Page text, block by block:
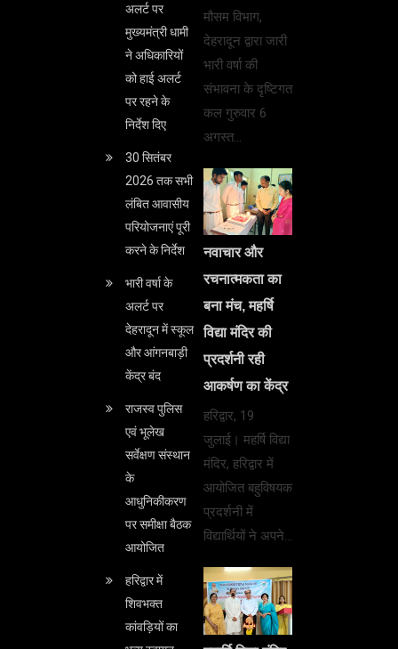
अलर्ट पर
मुख्यमंत्री धामी
ने अधिकारियों
को हाई अलर्ट
पर रहने के
निर्देश दिए
30 सितंबर
2026 तक सभी
लंबित आवासीय
परियोजनाएं पूरी
करने के निर्देश
भारी वर्षा के
अलर्ट पर
देहरादून में स्कूल
और आंगनबाड़ी
केंद्र बंद
राजस्व पुलिस
एवं भूलेख
सर्वेक्षण संस्थान
के
आधुनिकीकरण
पर समीक्षा बैठक
आयोजित
हरिद्वार में
शिवभक्त
कांवड़ियों का
मौसम विभाग,
देहरादून द्वारा जारी
भारी वर्षा की
संभावना के दृष्टिगत
कल गुरुवार 6
अगस्त…
नवाचार और
रचनात्मकता का
बना मंच, महर्षि
विद्या मंदिर की
प्रदर्शनी रही
आकर्षण का केंद्र
हरिद्वार, 19
जुलाई। महर्षि विद्या
मंदिर, हरिद्वार में
आयोजित बहुविषयक
प्रदर्शनी में
विद्यार्थियों ने अपने…